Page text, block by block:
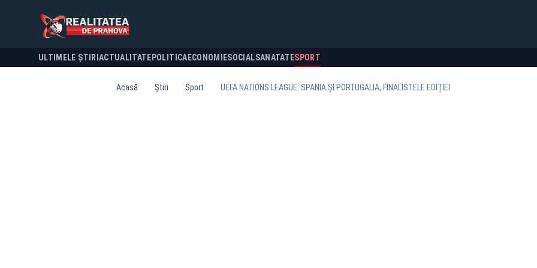
ULTIMELE ȘTIRI ACTUALITATE POLITICA ECONOMIESOCIALSANATATESPORT
Acasă Știri Sport UEFA NATIONS LEAGUE: SPANIA ȘI PORTUGALIA, FINALISTELE EDIȚIEI